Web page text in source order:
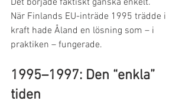
Det började faktiskt ganska enkelt.
När Finlands EU-inträde 1995 trädde i
kraft hade Åland en lösning som – i
praktiken – fungerade.
1995–1997: Den “enkla”
tiden